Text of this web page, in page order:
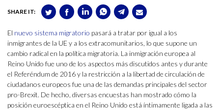
SHARE IT:
El nuevo sistema migratorio pasará a tratar por igual a los
inmigrantes de la UE y a los extracomunitarios, lo que supone un
cambio radical en la política migratoria. La inmigración europea al
Reino Unido fue uno de los aspectos más discutidos antes y durante
el Referéndum de 2016 y la restricción a la libertad de circulación de
ciudadanos europeos fue una de las demandas principales del sector
pro-Brexit. De hecho, diversas encuestas han mostrado cómo la
posición euroescéptica en el Reino Unido está íntimamente ligada a las